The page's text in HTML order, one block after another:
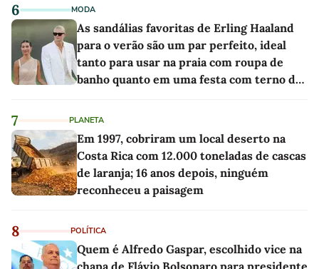
6 MODA
As sandálias favoritas de Erling Haaland
para o verão são um par perfeito, ideal
tanto para usar na praia com roupa de
banho quanto em uma festa com terno de
7 PLANETA
Em 1997, cobriram um local deserto na
Costa Rica com 12.000 toneladas de cascas
de laranja; 16 anos depois, ninguém
reconheceu a paisagem
8 POLÍTICA
Quem é Alfredo Gaspar, escolhido vice na
chapa de Flávio Bolsonaro para presidente